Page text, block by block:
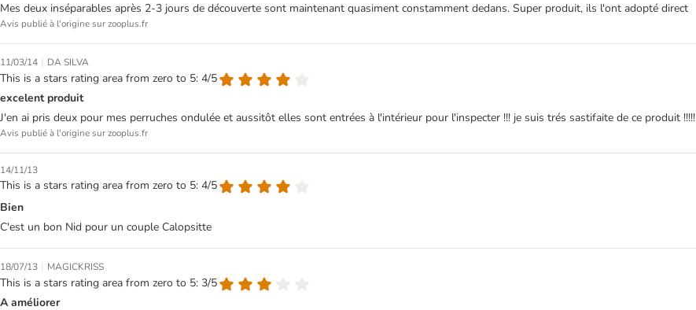
Mes deux inséparables après 2-3 jours de découverte sont maintenant quasiment constamment dedans. Super produit, ils l'ont adopté direct
Avis publié à l'origine sur zooplus.fr
11/03/14 | DA SILVA
This is a stars rating area from zero to 5: 4/5
excelent produit
J'en ai pris deux pour mes perruches ondulée et aussitôt elles sont entrées à l'intérieur pour l'inspecter !!! je suis trés sastifaite de ce produit !!!!!
Avis publié à l'origine sur zooplus.fr
14/11/13
This is a stars rating area from zero to 5: 4/5
Bien
C'est un bon Nid pour un couple Calopsitte
18/07/13 | MAGICKRISS
This is a stars rating area from zero to 5: 3/5
A améliorer